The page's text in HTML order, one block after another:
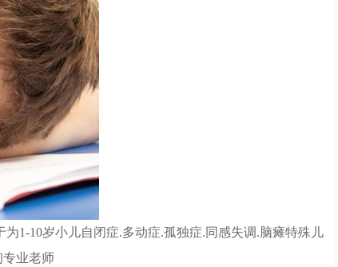
1-10岁小儿自闭症.多动症.孤独症.同感失调.脑瘫特殊儿
专业老师